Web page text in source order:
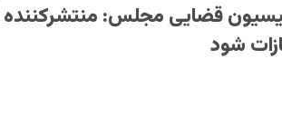
قضایی مجلس: منتشرکننده
شود